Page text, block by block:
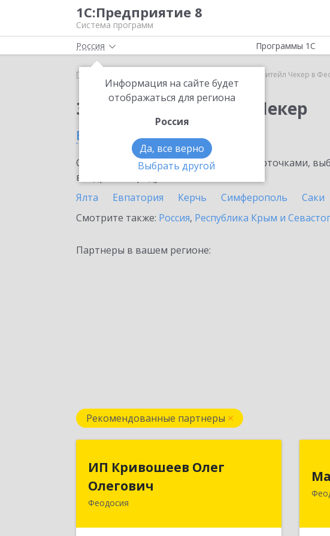
1С:Предприятие 8
Система программ
Россия
Информация на сайте будет
отображаться для региона
Россия
Да, все верно
Выбрать другой
Программы 1С
Главная 1C-Ритейл Чекер в
Заказать 1C-Ритейл Чекер
в Феодосии
Ознакомьтесь с информационными карточками,
внедрение продукта.
Ялта
Евпатория Керчь Симферополь Саки
Смотрите также: Россия, Республика Крым и
Партнеры в вашем регионе:
Рекомендованные партнеры
ИП Кривошеев Олег
Олегович
Феодосия
Олегович